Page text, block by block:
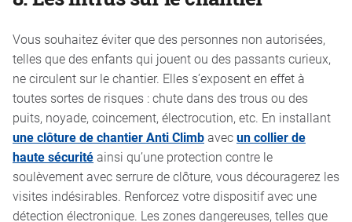
Vous souhaitez éviter que des personnes non autorisées,
telles que des enfants qui jouent ou des passants curieux,
ne circulent sur le chantier. Elles s’exposent en effet à
toutes sortes de risques : chute dans des trous ou des
puits, noyade, coincement, électrocution, etc. En installant
une clôture de chantier Anti Climbavecun collier de
haute sécuritéainsi qu’une protection contre le
soulèvement avec serrure de clôture, vous découragerez les
visites indésirables. Renforcez votre dispositif avec une
détection électronique. Les zones dangereuses, telles que